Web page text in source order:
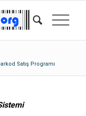
Satış Programı